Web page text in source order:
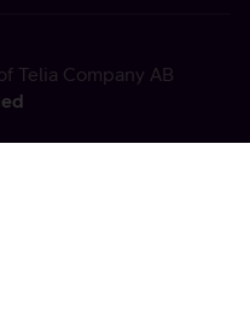
Telia Company AB